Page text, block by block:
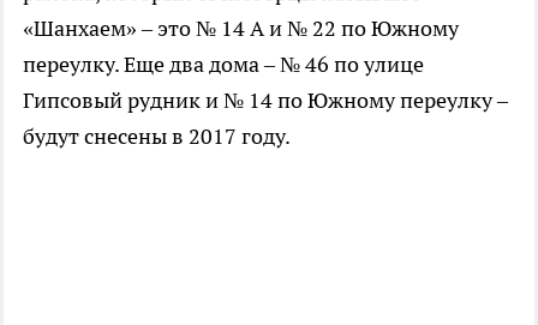
«Шанхаем» – это № 14 А и № 22 по Южному
переулку. Еще два дома – № 46 по улице
Гипсовый рудник и № 14 по Южному переулку –
будут снесены в 2017 году.